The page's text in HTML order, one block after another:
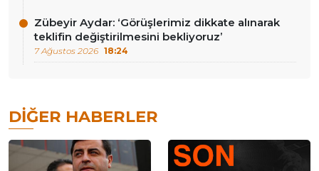
Zübeyir Aydar: ‘Görüşlerimiz dikkate alınarak
teklifin değiştirilmesini bekliyoruz’
7 Ağustos 2026 18:24
DIĞER HABERLER